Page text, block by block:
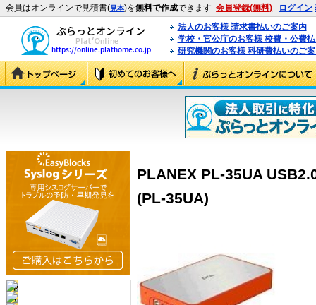
会員はオンラインで見積書(見本)を無料で作成できます 会員登録(無料) ログイン
法人のお客様 請求書払いのご案内
学校・官公庁のお客様 校費・公費
研究機関のお客様 科研費払いのご
PLANEX PL-35UA
(PL-35UA)